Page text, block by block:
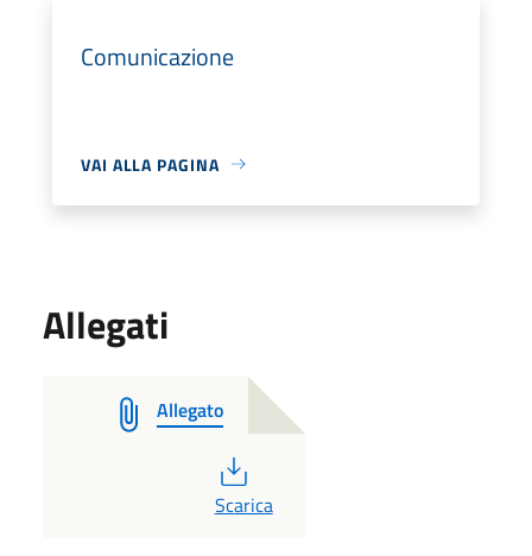
Comunicazione
VAI ALLA PAGINA
Allegati
Allegato
PDF
Scarica